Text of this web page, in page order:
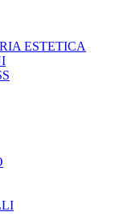
ESTETICA